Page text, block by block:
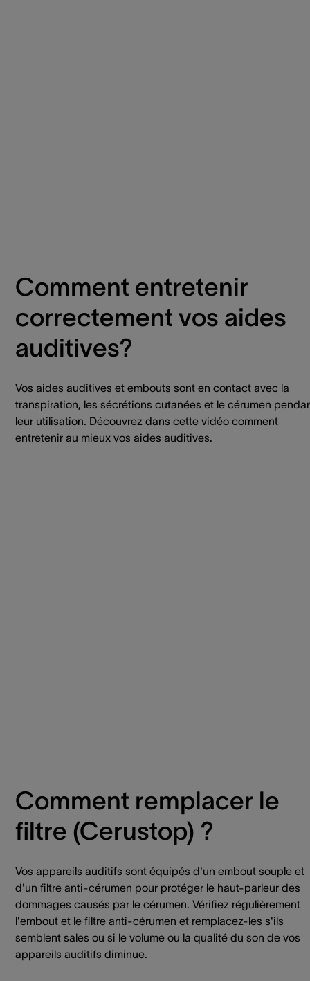
Comment entretenir
correctement vos aides
auditives?
Vos aides auditives et embouts sont en contact avec la
transpiration, les sécrétions cutanées et le cérumen
leur utilisation. Découvrez dans cette vidéo comment
entretenir au mieux vos aides auditives.
Comment remplacer le
filtre (Cerustop) ?
Vos appareils auditifs sont équipés d'un embout souple et
d'un filtre anti-cérumen pour protéger le haut-parleur des
dommages causés par le cérumen. Vérifiez régulièrement
l'embout et le filtre anti-cérumen et remplacez-les s'ils
semblent sales ou si le volume ou la qualité du son de vos
appareils auditifs diminue.